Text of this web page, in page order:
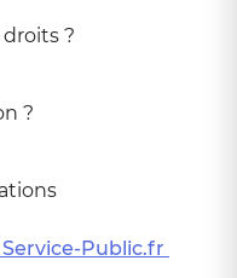
?
?
Public.fr